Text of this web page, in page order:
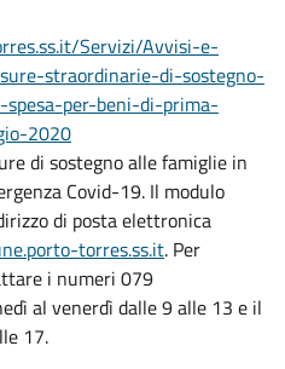
Servizi/Avvisi-e-
straordinarie-di-sostegno-
per-beni-di-prima-
2020
di sostegno alle famiglie in
Covid-19. Il modulo
di posta elettronica
torres.ss.it. Per
i numeri 079
al venerdì dalle 9 alle 13 e il
17.